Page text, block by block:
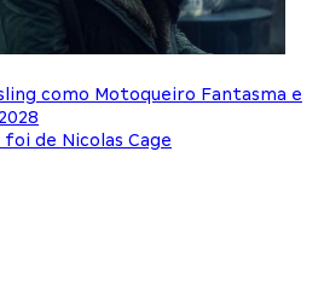
como Motoqueiro Fantasma e
de Nicolas Cage